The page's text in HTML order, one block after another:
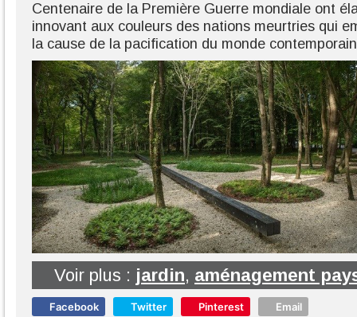
Centenaire de la Première Guerre mondiale ont
innovant aux couleurs des nations meurtries qui
la cause de la pacification du monde
Voir plus : jardin, aménagement
Facebook Twitter Pinterest Email